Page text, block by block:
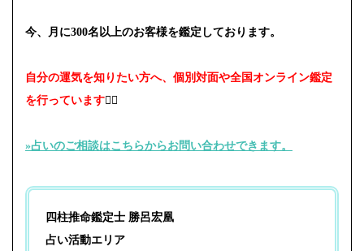
今、月に300名以上のお客様を鑑定しております。
自分の運気を知りたい方へ、個別対面や全国オンライン鑑定
を行っています🙇‍♀️
»占いのご相談はこちらからお問い合わせできます。⁡
四柱推命鑑定士 勝呂宏凰
占い活動エリア